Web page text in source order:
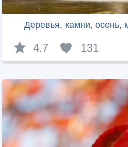
Деревья, камни, осень,
4.7 131